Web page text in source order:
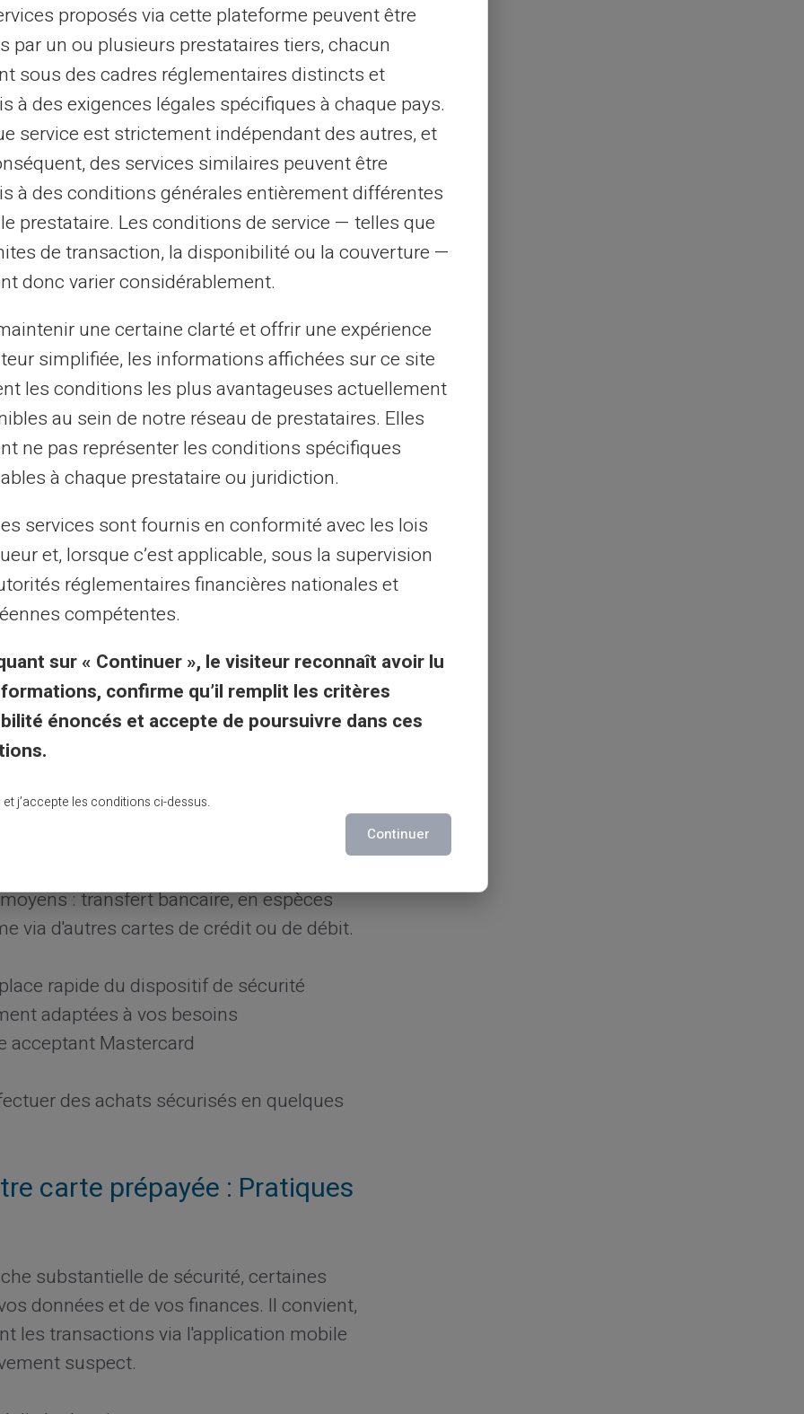
de transactions frauduleuses
lors des achats
cas de perte ou de vol
de Veritas dans la préservation de
méthodes de paiement en
options comme les cartes de crédit
numérique (e-wallets), il est clair que
d'esprit. Alors que les cartes de
dettes importants en cas de fraude, les
un lien direct sur un compte
à la recharge spécifique de la carte
pour les paiements en ligne
fraudes bancaires en ligne
particulièrement adapté pour ceux qui
finances personnelles.
votre carte Veritas pour
?
est simple. Après acquisition
soit directement par téléphone. Le
: transfert bancaire, en espèces
via d'autres cartes de crédit ou de débit.
rapide du dispositif de sécurité
adaptées à vos besoins
acceptant Mastercard
des achats sécurisés en quelques
carte prépayée : Pratiques
substantielle de sécurité, certaines
données et de vos finances. Il convient,
les transactions via l'application mobile
suspect.
proposés via cette plateforme peuvent être
par un ou plusieurs prestataires tiers, chacun
sous des cadres réglementaires distincts et
à des exigences légales spécifiques à chaque pays.
service est strictement indépendant des autres, et
des services similaires peuvent être
à des conditions générales entièrement différentes
prestataire. Les conditions de service — telles que
de transaction, la disponibilité ou la couverture —
donc varier considérablement.
une certaine clarté et offrir une expérience
simplifiée, les informations affichées sur ce site
les conditions les plus avantageuses actuellement
au sein de notre réseau de prestataires. Elles
ne pas représenter les conditions spécifiques
à chaque prestataire ou juridiction.
services sont fournis en conformité avec les lois
et, lorsque c’est applicable, sous la supervision
réglementaires financières nationales et
compétentes.
sur « Continuer », le visiteur reconnaît avoir lu
confirme qu’il remplit les critères
énoncés et accepte de poursuivre dans ces
et j’accepte les conditions ci-dessus.
Continuer